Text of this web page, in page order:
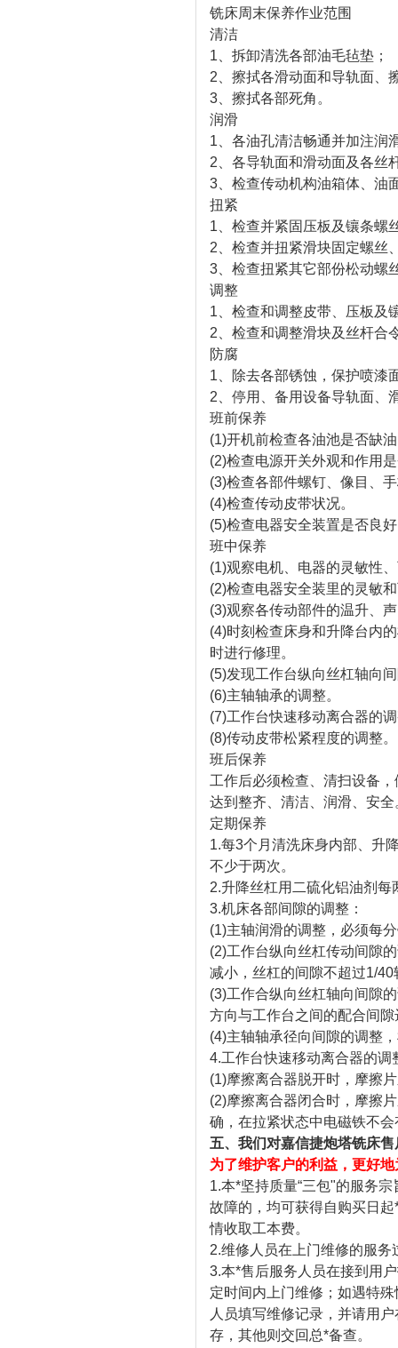
铣床周末保养作业范围
清洁
1、拆卸清洗各部油毛毡垫；
2、擦拭各滑动面和导轨面、
3、擦拭各部死角。
润滑
1、各油孔清洁畅通并加注润
2、各导轨面和滑动面及各丝
3、检查传动机构油箱体、油
扭紧
1、检查并紧固压板及镶条螺
2、检查并扭紧滑块固定螺丝
3、检查扭紧其它部份松动螺
调整
1、检查和调整皮带、压板及
2、检查和调整滑块及丝杆合
防腐
1、除去各部锈蚀，保护喷漆
2、停用、备用设备导轨面、
班前保养
(1)开机前检查各油池是否缺
(2)检查电源开关外观和作用
(3)检查各部件螺钉、像目、
(4)检查传动皮带状况。
(5)检查电器安全装置是否良
班中保养
(1)观察电机、电器的灵敏性
(2)检查电器安全装里的灵敏
(3)观察各传动部件的温升、
(4)时刻检查床身和升降台内
时进行修理。
(5)发现工作台纵向丝杠轴向
(6)主轴轴承的调整。
(7)工作台快速移动离合器的
(8)传动皮带松紧程度的调整。
班后保养
工作后必须检查、清扫设备
达到整齐、清洁、润滑、安全
定期保养
1.每3个月清洗床身内部、升
不少于两次。
2.升降丝杠用二硫化铝油剂每
3.机床各部间隙的调整：
(1)主轴润滑的调整，必须每
(2)工作台纵向丝杠传动间隙
减小，丝杠的间隙不超过1/
(3)工作合纵向丝杠轴向间隙
方向与工作台之间的配合间隙
(4)主轴轴承径向间隙的调整
4.工作台快速移动离合器的调
(1)摩擦离合器脱开时，摩擦
(2)摩擦离合器闭合时，摩擦
确，在拉紧状态中电磁铁不会
五、我们对嘉信捷炮塔铣床
为了维护客户的利益，更好
1.本*坚持质量“三包"的服务
故障的，均可获得自购买日
情收取工本费。
2.维修人员在上门维修的服
3.本*售后服务人员在接到用
定时间内上门维修；如遇特
人员填写维修记录，并请用
存，其他则交回总*备查。